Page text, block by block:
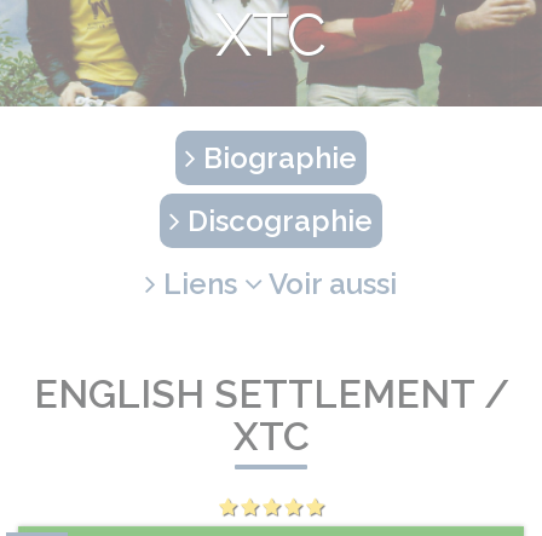
XTC
Biographie
Discographie
Liens
Voir aussi
ENGLISH SETTLEMENT /
XTC